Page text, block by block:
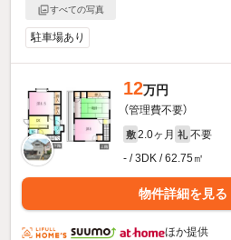
すべての写真
駐車場あり
12万円
（管理費不要）
敷 2.0ヶ月 礼 不要
- / 3DK / 62.75㎡
物件詳細を見る
ほか提供